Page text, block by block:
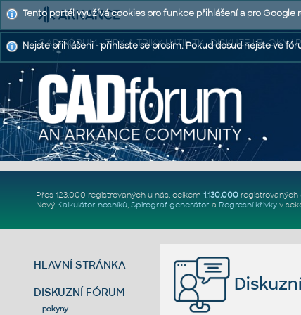
CAD FÓRUM - TIPY A TRIKY | UTILITY | DISKUZE | BLOKY
Přes 123.000 registrovaných u nás, celkem 1.130.000registrovaných
Nový Kalkulátor nosníků, Spirograf generátor a Regresní křivkyv
HLAVNÍ STRÁNKA
DISKUZNÍ FÓRUM
pokyny
Tento portál využívá cookies pro funkce přihlášení a pro
Nejste přihlášeni - přihlaste se prosím. Pokud dosud nejste ve